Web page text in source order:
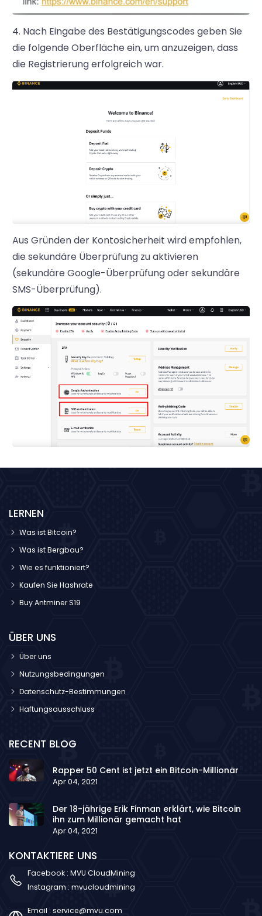
4. Nach Eingabe des Bestätigungscodes geben Sie
die folgende Oberfläche ein, um anzuzeigen, dass
die Registrierung erfolgreich war.
Aus Gründen der Kontosicherheit wird empfohlen,
die sekundäre Überprüfung zu aktivieren
(sekundäre Google-Überprüfung oder sekundäre
SMS-Überprüfung).
LERNEN
Was ist Bitcoin?
Was ist Bergbau?
Wie es funktioniert?
Kaufen Sie Hashrate
Buy Antminer S19
ÜBER UNS
Über uns
Nutzungsbedingungen
Datenschutz-Bestimmungen
Haftungsausschluss
RECENT BLOG
Rapper 50 Cent ist jetzt ein Bitcoin-Millionär
Apr 04, 2021
Der 18-jährige Erik Finman erklärt, wie Bitcoin
ihn zum Millionär gemacht hat
Apr 04, 2021
KONTAKTIERE UNS
Facebook : MVU CloudMining
Instagram : mvucloudmining
Email : service@mvu.com